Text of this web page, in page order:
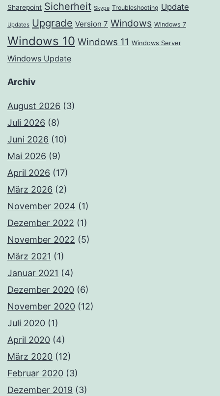
Sharepoint Sicherheit Skype Troubleshooting Update
Updates Upgrade Version 7 Windows Windows 7
Windows 10 Windows 11 Windows Server
Windows Update
Archiv
August 2026 (3)
Juli 2026 (8)
Juni 2026 (10)
Mai 2026 (9)
April 2026 (17)
März 2026 (2)
November 2024 (1)
Dezember 2022 (1)
November 2022 (5)
März 2021 (1)
Januar 2021 (4)
Dezember 2020 (6)
November 2020 (12)
Juli 2020 (1)
April 2020 (4)
März 2020 (12)
Februar 2020 (3)
Dezember 2019 (3)